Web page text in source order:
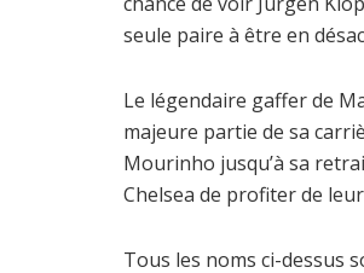
seule paire à être en
Le légendaire gaffer de
majeure partie de sa
Mourinho jusqu’à sa
Chelsea de profiter de
Tous les noms ci-dessus